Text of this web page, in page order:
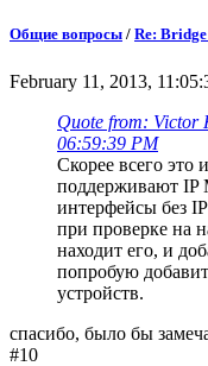
Общие вопросы / Re: Bridge
February 11, 2013,
Quote from: Victor
06:59:39 PM
Скорее всего это
поддерживают IP
интерфейсы без
при проверке на
находит его, и
попробую
устройств.
спасибо, было бы
#10